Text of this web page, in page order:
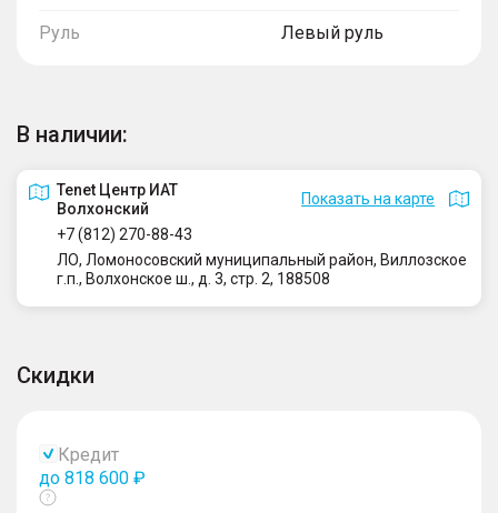
Руль Левый руль
В наличии:
Tenet Центр ИАТ
Волхонский
Показать на карте
+7 (812) 270-88-43
ЛО, Ломоносовский муниципальный район, Виллозское
г.п., Волхонское ш., д. 3, стр. 2, 188508
Скидки
Кредит
до 818 600 ₽
Показать